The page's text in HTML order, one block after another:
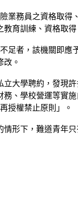
業務員之資格取
育訓練、資格取
足者，該機關即
改。
大學聘約，發現
、學校營運等實
授權禁止原則」。
形下，難道青年